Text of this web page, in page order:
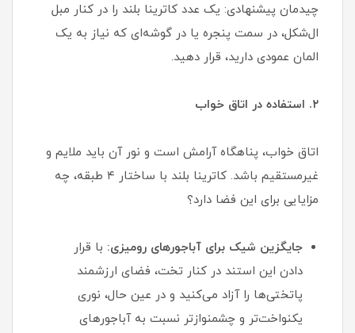
چیدمان پیشنهادی: یک عدد کاترینا بلند را در کنار مبل
ال‌شکل، در سمت پنجره یا در گوشه‌ای که نیاز به یک
المان عمودی دارید، قرار دهید.
۲. استفاده در اتاق خواب
اتاق خواب، پناهگاه آرامش است و نور آن باید ملایم و
غیرمستقیم باشد. کاترینا بلند با ساختار ۴ طبقه، چه
مزایایی برای این فضا دارد؟
جایگزین شیک برای آباجورهای رومیزی: با قرار
دادن این استند در کنار تخت، فضای ارزشمند
پاتختی‌ها را آزاد می‌کنید و در عین حال، نوری
یکنواخت‌تر و چشمنوازتر نسبت به آباجورهای